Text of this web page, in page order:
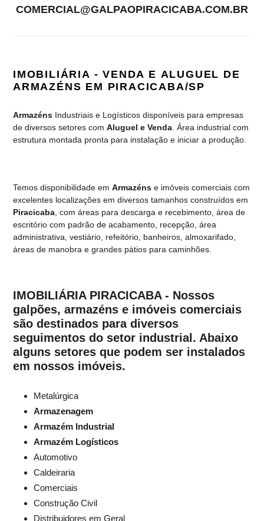
COMERCIAL@GALPAOPIRACICABA.COM.BR
IMOBILIÁRIA - VENDA E ALUGUEL DE
ARMAZÉNS EM PIRACICABA/SP
Armazéns Industriais e Logísticos disponíveis para empresas
de diversos setores com Aluguel e Venda . Área industrial com
estrutura montada pronta para instalação e iniciar a produção.
Temos disponibilidade em Armazéns e imóveis comerciais com
excelentes localizações em diversos tamanhos construídos em
Piracicaba , com áreas para descarga e recebimento, área de
escritório com padrão de acabamento, recepção, área
administrativa, vestiário, refeitório, banheiros, almoxarifado,
áreas de manobra e grandes pátios para caminhões.
IMOBILIÁRIA PIRACICABA - Nossos
galpões, armazéns e imóveis comerciais
são destinados para diversos
seguimentos do setor industrial. Abaixo
alguns setores que podem ser instalados
em nossos imóveis.
Metalúrgica
Armazenagem
Armazém Industrial
Armazém Logísticos
Automotivo
Caldeiraria
Comerciais
Construção Civil
Distribuidores em Geral